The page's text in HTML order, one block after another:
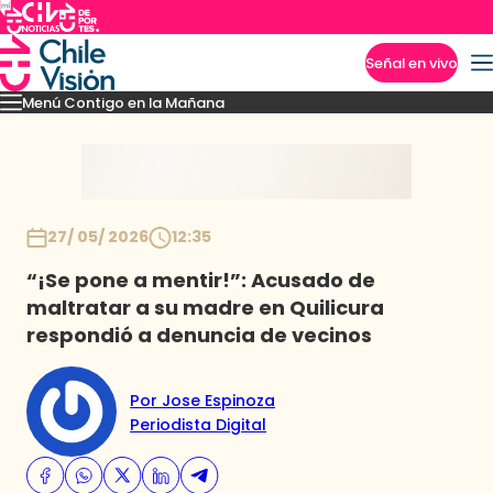
Señal en vivo
Menú Contigo en la Mañana
MomentosReportajesDenunciasPolicialPolíticaEspectáculo
27/ 05/ 2026 12:35
“¡Se pone a mentir!”: Acusado de
maltratar a su madre en Quilicura
respondió a denuncia de vecinos
Por Jose Espinoza
Periodista Digital
Imperdibles